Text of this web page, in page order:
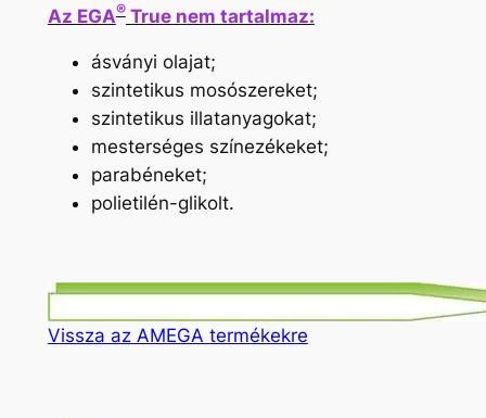
Az EGA®True nem tartalmaz:
ásványi olajat;
szintetikus mosószereket;
szintetikus illatanyagokat;
mesterséges színezékeket;
parabéneket;
polietilén-glikolt.
Vissza az AMEGA termékekre